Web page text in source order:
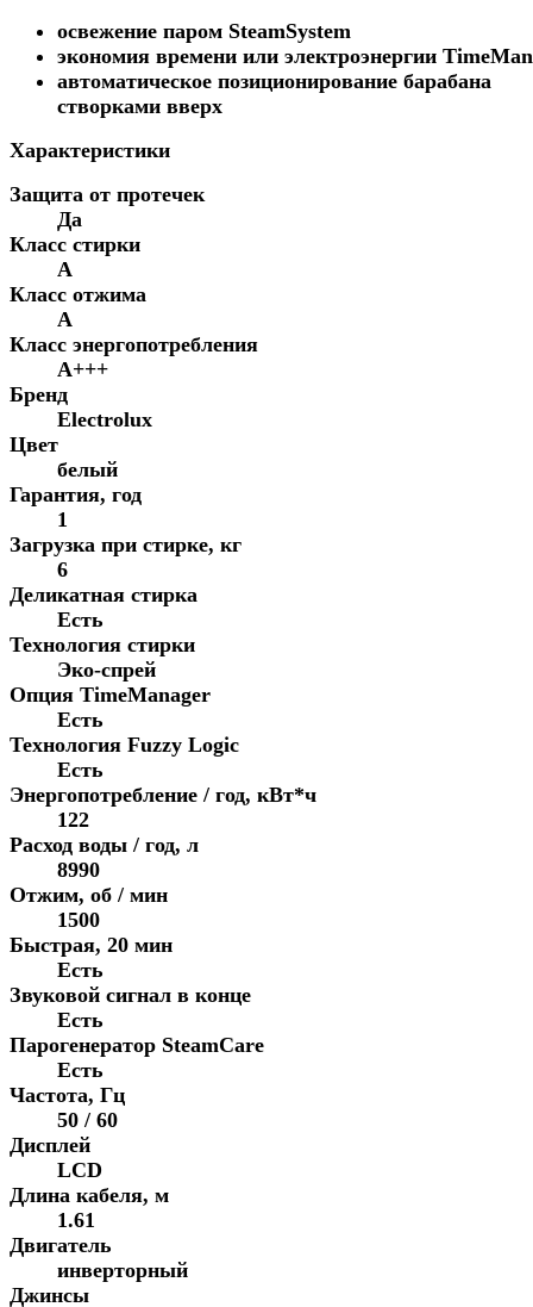
освежение паром SteamSystem
экономия времени или электроэнергии
автоматическое позиционирование барабана
створками вверх
Характеристики
Защита от протечек
Да
Класс стирки
A
Класс отжима
A
Класс энергопотребления
A+++
Бренд
Electrolux
Цвет
белый
Гарантия, год
1
Загрузка при стирке, кг
6
Деликатная стирка
Есть
Технология стирки
Эко-спрей
Опция TimeManager
Есть
Технология Fuzzy Logic
Есть
Энергопотребление / год, кВт*ч
122
Расход воды / год, л
8990
Отжим, об / мин
1500
Быстрая, 20 мин
Есть
Звуковой сигнал в конце
Есть
Парогенератор SteamCare
Есть
Частота, Гц
50 / 60
Дисплей
LCD
Длина кабеля, м
1.61
Двигатель
инверторный
Джинсы